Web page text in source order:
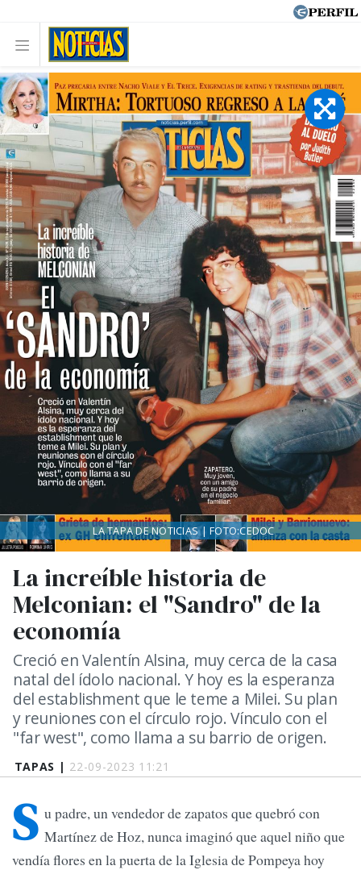
TAPAS | 22-09-2023 11:21
La increíble historia de
Melconian: el "Sandro" de la
economía
Creció en Valentín Alsina, muy cerca de la casa
natal del ídolo nacional. Y hoy es la esperanza
del establishment que le teme a Milei. Su plan
y reuniones con el círculo rojo. Vínculo con el
"far west", como llama a su barrio de origen.
LA TAPA DE NOTICIAS | FOTO:CEDOC
S u padre, un vendedor de zapatos que quebró con
Martínez de Hoz, nunca imaginó que aquel niño que
vendía flores en la puerta de la Iglesia de Pompeya hoy